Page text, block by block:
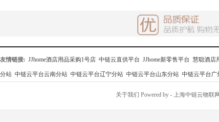
友情链接: JJhome酒店用品采购1号店 中链云直供平台 JJhome新零售平台 慧聪酒店
分站 中链云平台云南分站 中链云平台辽宁分站 中链云平台山东分站 中链云平台广
关于我们 Powered by - 上海中链云物联